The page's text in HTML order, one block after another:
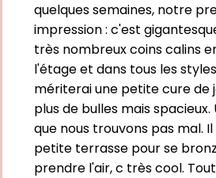
quelques semaines, notre
impression : c'est
très nombreux coins calins
l'étage et dans tous les
mériterai une petite cure de
plus de bulles mais
que nous trouvons pas mal. Il
petite terrasse pour se
prendre l'air, c très cool.